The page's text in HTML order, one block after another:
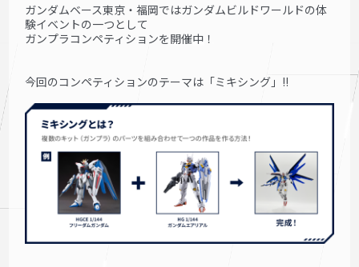
ガンダムベース東京・福岡ではガンダムビルドワールドの体
験イベントの一つとして
ガンプラコンペティションを開催中！
今回のコンペティションのテーマは「ミキシング」!!